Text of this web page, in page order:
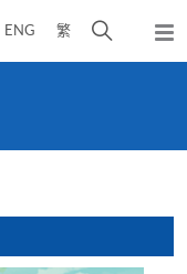
ENG 繁
开
弹
出